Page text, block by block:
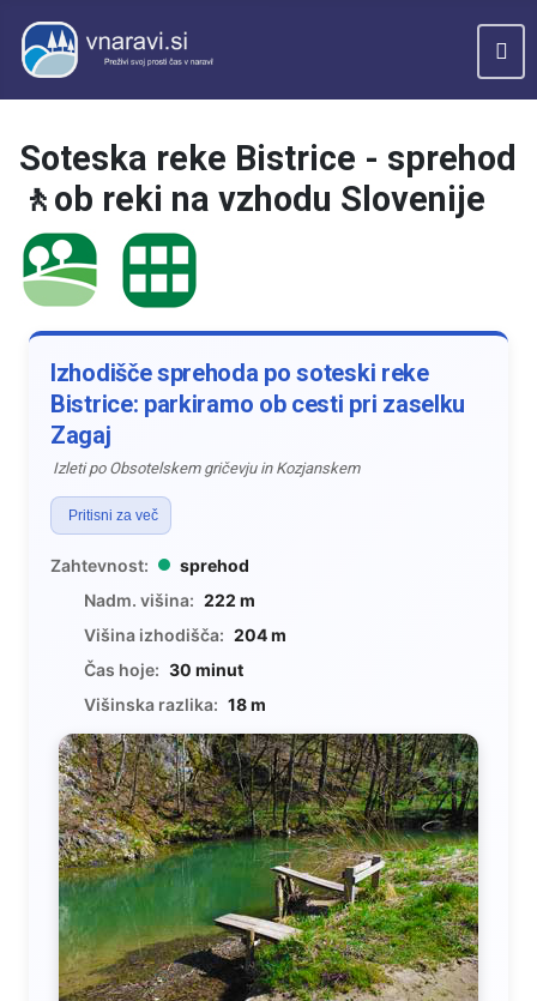
Soteska reke Bistrice - sprehod
🚶ob reki na vzhodu Slovenije
Izhodišče sprehoda po soteski reke
Bistrice: parkiramo ob cesti pri zaselku
Zagaj
Izleti po Obsotelskem gričevju in Kozjanskem
Pritisni za več
Zahtevnost:
sprehod
Nadm. višina: 222 m
Višina izhodišča: 204 m
Čas hoje: 30 minut
Višinska razlika: 18 m